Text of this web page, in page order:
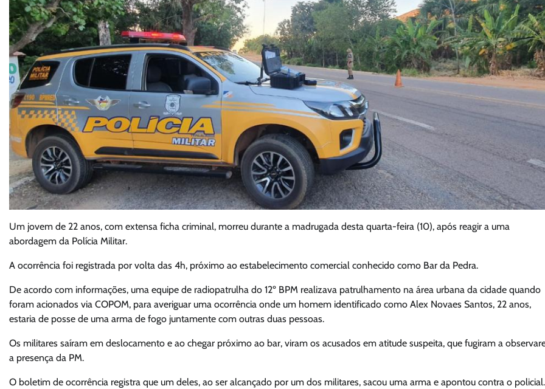
Um jovem de 22 anos, com extensa ficha criminal, morreu durante a madrugada desta quarta-feira (10), após reagir a uma
abordagem da Polícia Militar.
A ocorrência foi registrada por volta das 4h, próximo ao estabelecimento comercial conhecido como Bar da Pedra.
De acordo com informações, uma equipe de radiopatrulha do 12º BPM realizava patrulhamento na área urbana da cidade quando
foram acionados via COPOM, para averiguar uma ocorrência onde um homem identificado como Alex Novaes Santos, 22 anos,
estaria de posse de uma arma de fogo juntamente com outras duas pessoas.
Os militares saíram em deslocamento e ao chegar próximo ao bar, viram os acusados em atitude suspeita, que fugiram a
a presença da PM.
O boletim de ocorrência registra que um deles, ao ser alcançado por um dos militares, sacou uma arma e apontou contra o